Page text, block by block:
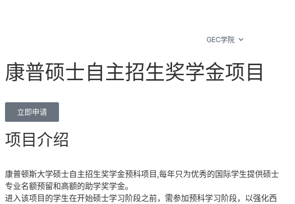
GEC学院
康普硕士自主招生奖学金项目
立即申请
项目介绍
康普顿斯大学硕士自主招生奖学金预科项目,每年只为优秀的国际学生提供硕士
专业名额预留和高额的助学奖学金。
进入该项目的学生在开始硕士学习阶段之前，需参加预科学习阶段，以强化西